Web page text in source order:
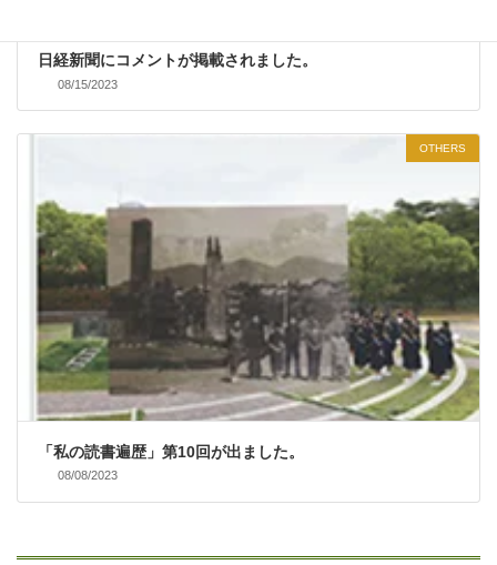
日経新聞にコメントが掲載されました。
08/15/2023
OTHERS
「私の読書遍歴」第10回が出ました。
08/08/2023